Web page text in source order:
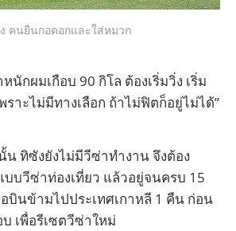
คนยืนกอดอกและใส่หมวก
นักผมเกือบ 90 กิโล ต้องเริ่มวิ่ง เริ่ม
ราะไม่มีทางเลือก ถ้าไม่ฟิตก็อยู่ไม่ได้”
ทิซังยังไม่มีวีซ่าทำงาน จึงต้อง
บบวีซ่าท่องเที่ยว แล้วอยู่จนครบ 15
บินข้ามไปประเทศเกาหลี 1 คืน ก่อน
เพื่อรีเซตวีซ่าใหม่